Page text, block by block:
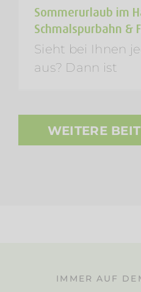
Sommerurlaub im
Schmalspurbahn &
Sieht bei Ihnen
aus? Dann ist
WEITERE
IMMER AUF